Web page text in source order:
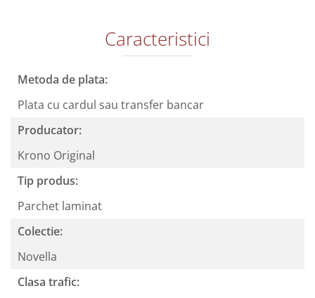
Caracteristici
Metoda de plata:
Plata cu cardul sau transfer bancar
Producator:
Krono Original
Tip produs:
Parchet laminat
Colectie:
Novella
Clasa trafic: